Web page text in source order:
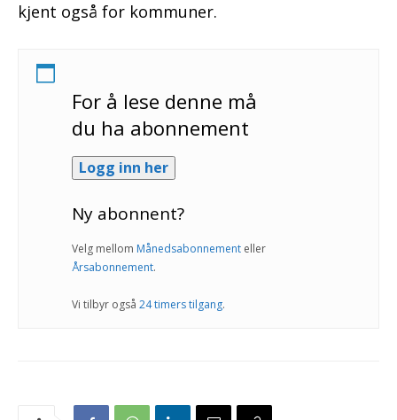
kjent også for kommuner.
For å lese denne må
du ha abonnement
Logg inn her
Ny abonnent?
Velg mellom Månedsabonnement eller
Årsabonnement.
Vi tilbyr også 24 timers tilgang.